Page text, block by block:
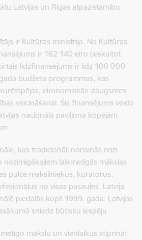
Latvijas un Rīgas atpazīstamību
ir Kultūras ministrija. No Kultūras
ir 162 140 eiro (ieskaitot
līdzfinansējums ir līdz 100 000
budžeta programmas, kas
ekonomiskās izaugsmes
veicināšanai. Šis finansējums veido
nacionālā paviljona kopējām
kas tradicionāli norisinās reizi
nozīmīgākajiem laikmetīgās mākslas
pulcē māksliniekus, kuratorus,
no visas pasaules. Latvija
piedalās kopš 1999. gada. Latvijas
sniedz būtisku iespēju
mākslu un vienlaikus stiprināt